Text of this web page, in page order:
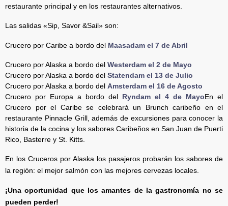
restaurante principal y en los restaurantes alternativos.
Las salidas «Sip, Savor &Sail» son:
Crucero por Caribe a bordo del Maasadam el 7 de Abril
Crucero por Alaska a bordo del Westerdam el 2 de Mayo
Crucero por Alaska a bordo del Statendam el 13 de Julio
Crucero por Alaska a bordo del Amsterdam el 16 de Agosto
Crucero por Europa a bordo del Ryndam el 4 de MayoEn el
Crucero por el Caribe se celebrará un Brunch caribeño en el
restaurante Pinnacle Grill, además de excursiones para conocer la
historia de la cocina y los sabores Caribeños en San Juan de Puerti
Rico, Basterre y St. Kitts.
En los Cruceros por Alaska los pasajeros probarán los sabores de
la región: el mejor salmón con las mejores cervezas locales.
¡Una oportunidad que los amantes de la gastronomía no se
pueden perder!